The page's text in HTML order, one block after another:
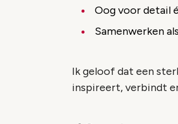
Oog voor detail
Samenwerken
Ik geloof dat een
inspireert, verbindt